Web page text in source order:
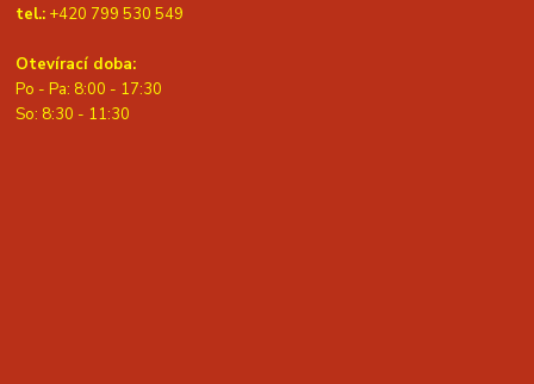
tel.: +420 799 530 549
Otevírací doba:
Po - Pa: 8:00 - 17:30
So: 8:30 - 11:30